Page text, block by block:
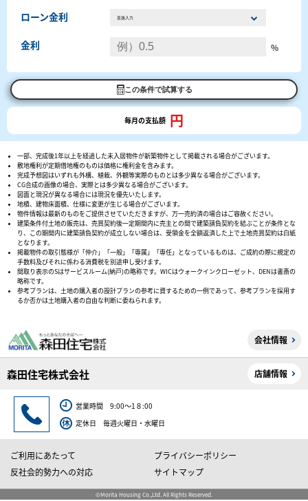
ローン金利
金利 %
この条件で試算する
毎月の支払額 円
一部、完成後1年以上を経過した未入居物件が新築物件として掲載される場合がございます。
敷地権利が定期借地権のものは価格に権利金を含みます。
完成予想図はいずれも外構、植栽、外観等実際のものとは多少異なる場合がございます。
CG合成の画像の場合、実際とは多少異なる場合がございます。
図面と現況が異なる場合には現況を優先いたします。
地積、建物床面積、仕様に変更が生じる場合がございます。
物件情報は最新のものをご提供させていただきますが、万一売約済の場合はご容赦ください。
建築条件付土地の販売は、売買契約後一定期間内に売主との間で建築請負契約を結ぶことが条件とな
り、この期間内に建築請負契約が成立しない場合は、受領金を全額返済した上で土地売買契約は白紙
となります。
掲載物件の取引態様が「仲介」「一般」「専属」「専任」となっているものは、ご成約の際に規定の
手数料及びそれに係わる消費税を別途申し受けます。
間取り表示のSはサービスルーム(納戸)の略称です。WICはウォークインクローゼット、DENは書斎の
略称です。
参考プランは、土地の購入者の設計プランの参考に資するための一例であって、参考プランを採用す
るか否かは土地購入者の自由な判断に委ねられます。
会社情報
森田住宅株式会社 店舗情報
営業時間 9:00～1８:00
定休日 毎週火曜日・水曜日
ご利用にあたって
プライバシーポリシー
反社会的勢力への対応
サイトマップ
©Morita Housing Co.,Ltd. All Rights Reserved.